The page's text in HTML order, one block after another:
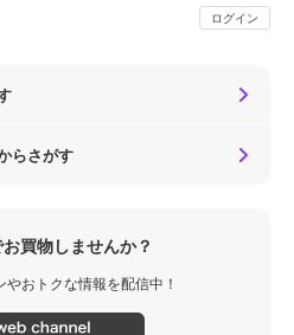
ログイン
らさがす
買物しませんか？
おトクな情報を配信中！